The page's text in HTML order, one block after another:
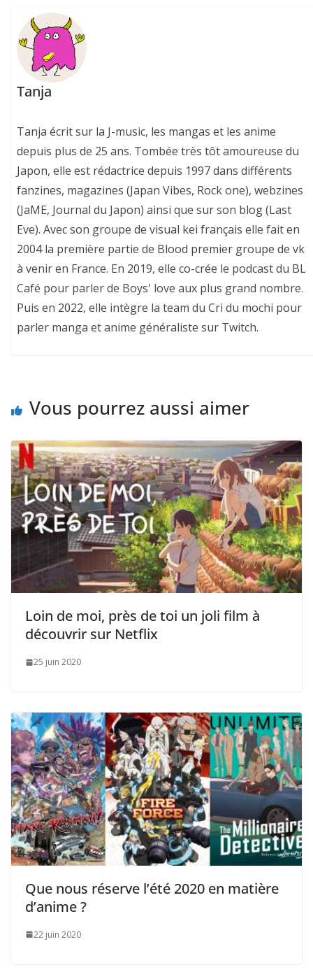
Tanja
Tanja écrit sur la J-music, les mangas et les anime
depuis plus de 25 ans. Tombée très tôt amoureuse du
Japon, elle est rédactrice depuis 1997 dans différents
fanzines, magazines (Japan Vibes, Rock one), webzines
(JaME, Journal du Japon) ainsi que sur son blog (Last
Eve). Avec son groupe de visual kei français elle fait en
2004 la première partie de Blood premier groupe de vk
à venir en France. En 2019, elle co-crée le podcast du BL
Café pour parler de Boys' love aux plus grand nombre.
Puis en 2022, elle intègre la team du Cri du mochi pour
parler manga et anime généraliste sur Twitch.
Vous pourrez aussi aimer
Loin de moi, près de toi un joli film à
découvrir sur Netflix
25 juin 2020
Que nous réserve l’été 2020 en matière
d’anime ?
22 juin 2020